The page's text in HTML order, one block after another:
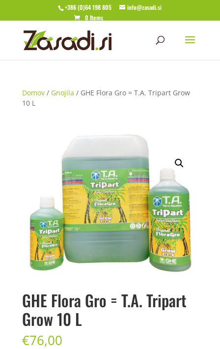
+386 (0)64 198 805
info@zasadi.si
0 Items
Domov/ Gnojila / GHE Flora Gro = T.A. Tripart Grow
10 L
GHE Flora Gro = T.A. Tripart
Grow 10 L
€76,00